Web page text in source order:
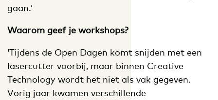
gaan.’
Waarom geef je workshops?
‘Tijdens de Open Dagen komt snijden met een
lasercutter voorbij, maar binnen Creative
Technology wordt het niet als vak gegeven.
Vorig jaar kwamen verschillende